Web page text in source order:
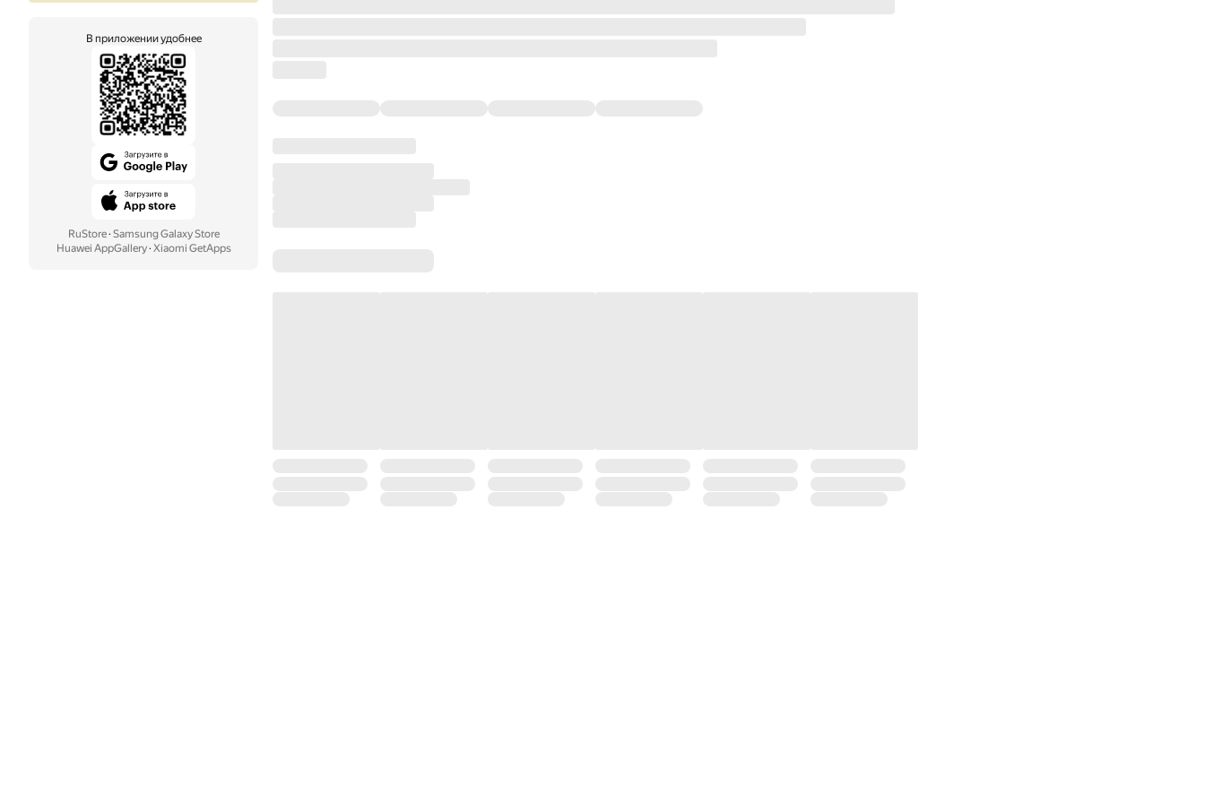
В приложении удобнее
RuStore· Samsung Galaxy Store
Huawei AppGallery· Xiaomi GetApps